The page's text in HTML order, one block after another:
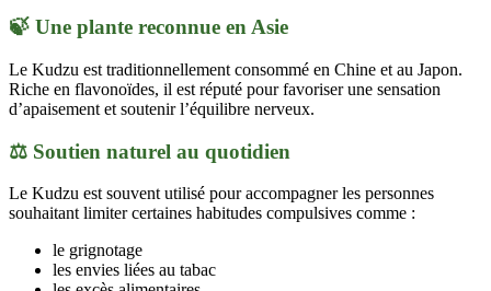
🍃 Une plante reconnue en Asie
Le Kudzu est traditionnellement consommé en Chine et au Japon.
Riche en flavonoïdes, il est réputé pour favoriser une sensation
d’apaisement et soutenir l’équilibre nerveux.
⚖️ Soutien naturel au quotidien
Le Kudzu est souvent utilisé pour accompagner les personnes
souhaitant limiter certaines habitudes compulsives comme :
le grignotage
les envies liées au tabac